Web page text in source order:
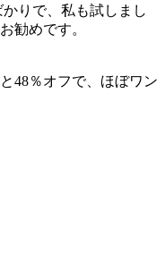
りで、私も試しまし
勧めです。
48％オフで、ほぼワン